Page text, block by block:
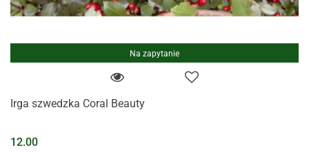
Na zapytanie
Irga szwedzka Coral Beauty
12.00